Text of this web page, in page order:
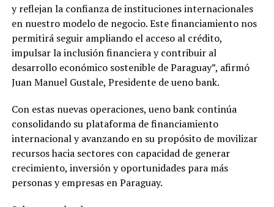
y reflejan la confianza de instituciones internacionales
en nuestro modelo de negocio. Este financiamiento nos
permitirá seguir ampliando el acceso al crédito,
impulsar la inclusión financiera y contribuir al
desarrollo económico sostenible de Paraguay”, afirmó
Juan Manuel Gustale, Presidente de ueno bank.
Con estas nuevas operaciones, ueno bank continúa
consolidando su plataforma de financiamiento
internacional y avanzando en su propósito de movilizar
recursos hacia sectores con capacidad de generar
crecimiento, inversión y oportunidades para más
personas y empresas en Paraguay.